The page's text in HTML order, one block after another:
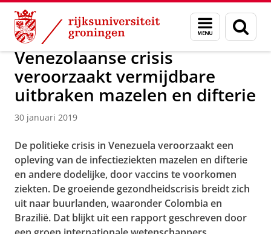
Skip
Content
Skip
Navigation
Menu
en
zoeken
Over ons Actueel Nieuws Nieuwsberichten
Venezolaanse crisis
veroorzaakt vermijdbare
uitbraken mazelen en difterie
30 januari 2019
De politieke crisis in Venezuela veroorzaakt een
opleving van de infectieziekten mazelen en difterie
en andere dodelijke, door vaccins te voorkomen
ziekten. De groeiende gezondheidscrisis breidt zich
uit naar buurlanden, waaronder Colombia en
Brazilië. Dat blijkt uit een rapport geschreven door